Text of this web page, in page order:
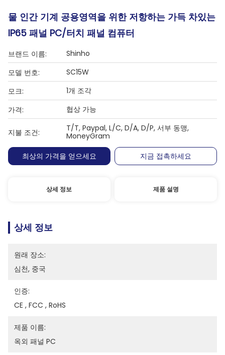
물 인간 기계 공용영역을 위한 저항하는 가득 차있는
IP65 패널 PC/터치 패널 컴퓨터
브랜드 이름:
Shinho
모델 번호:
SC15W
모크:
1개 조각
가격:
협상 가능
지불 조건:
T/T, Paypal, L/C, D/A, D/P, 서부 동맹,
MoneyGram
최상의 가격을 얻으세요
지금 접촉하세요
상세 정보 제품 설명
상세 정보
원래 장소:
심천, 중국
인증:
CE , FCC , RoHS
제품 이름:
옥외 패널 PC